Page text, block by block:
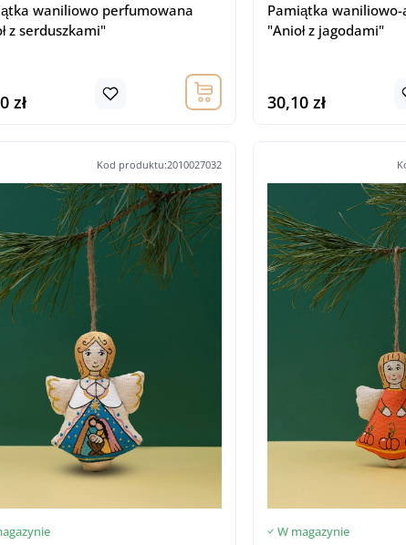
waniliowo perfumowana
z serduszkami"
zł
Pamiątka
"Anioł z jagodami"
30,10 zł
Kod produktu:2010027032
W magazynie